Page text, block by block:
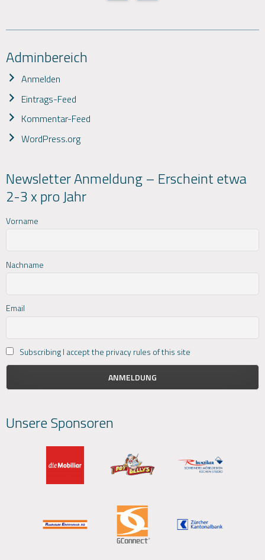
Adminbereich
Anmelden
Eintrags-Feed
Kommentar-Feed
WordPress.org
Newsletter Anmeldung – Erscheint etwa
2-3 x pro Jahr
Vorname
Nachname
Email
Subscribing I accept the privacy rules of this site
Unsere Sponsoren